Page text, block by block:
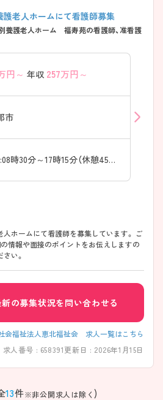
護老人ホームにて看護師募集
養護老人ホーム 福寿苑の看護師、准看護
円～ 年収 257万円～
市
就業時間1:08時30分～17時15分（休憩45分）
ホームにて看護師を募集しています。 ご
情報や面接のポイントをお伝えしますの
い。
新の募集状況を問い合わせる
会福祉法人恵北福祉会 求人一覧はこちら
求人番号 : 658391更新日 : 2026年1月15日
13件※非公開求人は除く )